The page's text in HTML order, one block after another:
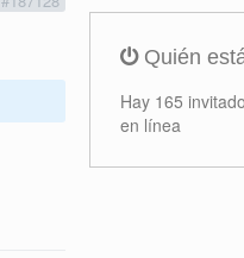
Quién
Hay 165
en línea